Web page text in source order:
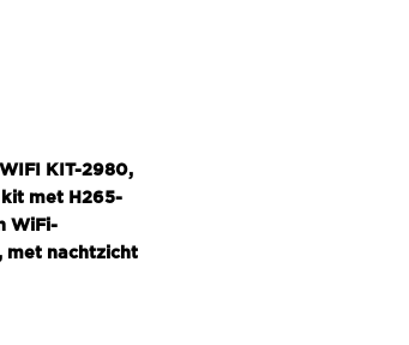
KIT-2980,
met H265-
WiFi-
met nachtzicht